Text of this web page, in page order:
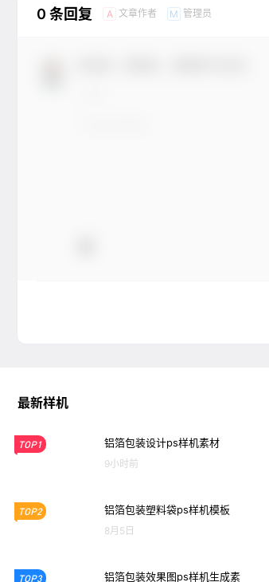
0 条回复 A 文章作者 M 管理员
最新样机
TOP1 铝箔包装设计ps样机素材
9小时前
TOP2 铝箔包装塑料袋ps样机模板
8月5日
TOP3 铝箔包装效果图ps样机生成素